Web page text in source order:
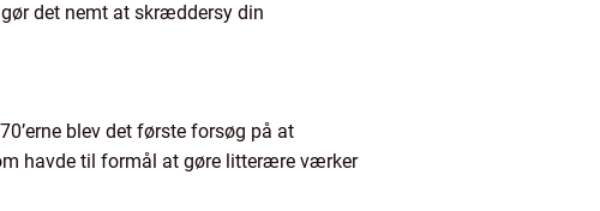
det nemt at skræddersy din
blev det første forsøg på at
havde til formål at gøre litterære værker